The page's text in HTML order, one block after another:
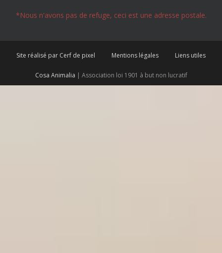
*Nous n'avons pas de refuge, ceci est une adresse postale.
Site réalisé par Cerf de pixel Mentions légales Liens utiles
Cosa Animalia | Association loi 1901 à but non lucratif